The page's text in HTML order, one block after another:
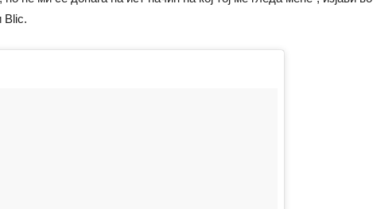
Blic.